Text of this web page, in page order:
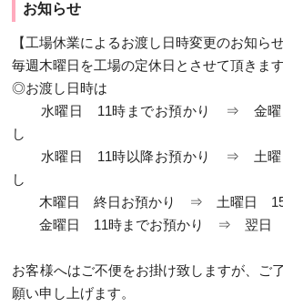
お知らせ
【工場休業によるお渡し日時変更のお知らせ
毎週木曜日を工場の定休日とさせて頂きます
◎お渡し日時は
水曜日 11時までお預かり ⇒ 金曜
し
水曜日 11時以降お預かり ⇒ 土曜
し
木曜日 終日お預かり ⇒ 土曜日 15
金曜日 11時までお預かり ⇒ 翌日
お客様へはご不便をお掛け致しますが、ご
願い申し上げます。